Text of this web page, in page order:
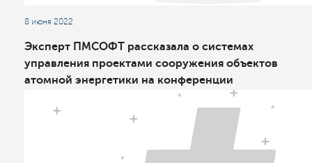
8 июня 2022
Эксперт ПМСОФТ рассказала о системах
управления проектами сооружения объектов
атомной энергетики на конференции